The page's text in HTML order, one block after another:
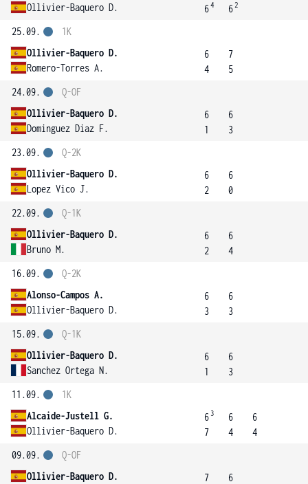
Ollivier-Baquero D.
64
62
25.09.
Ollivier-Baquero D.
Romero-Torres A.
1K
6
4
7
5
24.09.
Ollivier-Baquero D.
Dominguez Diaz F.
Q-OF
6
1
6
3
23.09.
Ollivier-Baquero D.
Lopez Vico J.
Q-2K
6
2
6
0
22.09.
Ollivier-Baquero D.
Bruno M.
Q-1K
6
2
6
4
16.09.
Alonso-Campos A.
Ollivier-Baquero D.
Q-2K
6
3
6
3
15.09.
Ollivier-Baquero D.
Sanchez Ortega N.
Q-1K
6
1
6
3
11.09.
Alcaide-Justell G.
Ollivier-Baquero D.
1K
6 3
7
6
4
6
4
09.09.
Ollivier-Baquero D.
Q-OF
7
6